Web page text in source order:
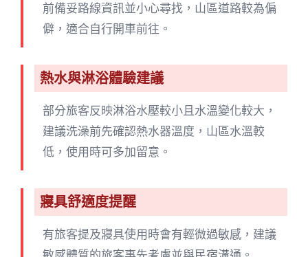
前備妥路線資訊並小心尋找，山區道路較為偏
僻，適合自行開車前往。
熱水與淋浴體驗建議
部分旅客反映淋浴水壓較小且水溫變化較大，
建議洗澡前先確認熱水器溫度，山區水溫較
低，使用時可多加留意。
寢具舒適度提醒
有旅客提及寢具使用時會有輕微過敏感，建議